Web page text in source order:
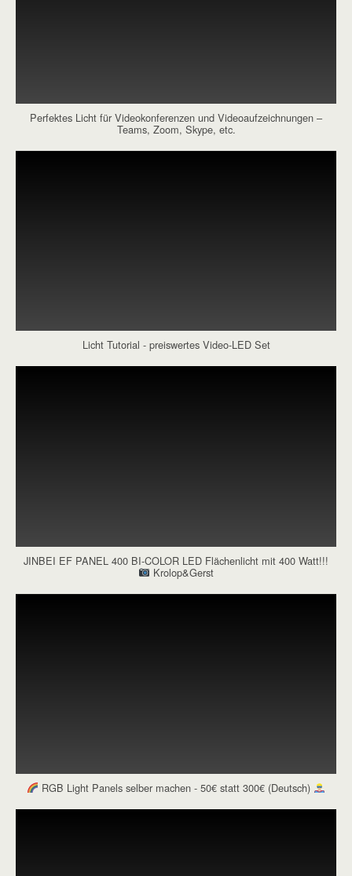
Perfektes Licht für Videokonferenzen und Videoaufzeichnungen –
Teams, Zoom, Skype, etc.
Licht Tutorial - preiswertes Video-LED Set
JINBEI EF PANEL 400 BI-COLOR LED Flächenlicht mit 400 Watt!!!
Krolop&Gerst
RGB Light Panels selber machen - 50€ statt 300€ (Deutsch)